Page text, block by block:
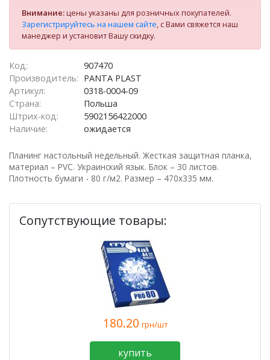
Внимание:цены указаны для розничных покупателей.
Зарегистрируйтесь на нашем сайте , с Вами свяжется наш
манеджер и установит Вашу скидку.
Код:
907470
Производитель: PANTA PLAST
Артикул:
0318-0004-09
Страна:
Польша
Штрих-код:
5902156422000
Наличие:
ожидается
Планинг настольный недельный. Жесткая защитная планка,
материал – PVC. Украинский язык. Блок – 30 листов.
Плотность бумаги - 80 г/м2. Размер – 470х335 мм.
Сопутствующие товары:
180.20 грн/шт
купить